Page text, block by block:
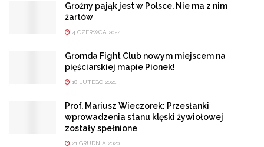
Groźny pająk jest w Polsce. Nie ma z nim
żartów
4 CZERWCA 2024
Gromda Fight Club nowym miejscem na
pięściarskiej mapie Pionek!
18 LUTEGO 2021
Prof. Mariusz Wieczorek: Przesłanki
wprowadzenia stanu klęski żywiołowej
zostały spełnione
21 GRUDNIA 2020